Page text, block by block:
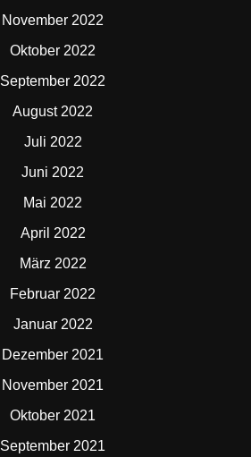
November 2022
Oktober 2022
September 2022
August 2022
Juli 2022
Juni 2022
Mai 2022
April 2022
März 2022
Februar 2022
Januar 2022
Dezember 2021
November 2021
Oktober 2021
September 2021